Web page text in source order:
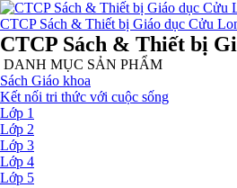
CTCP Sách & Thiết bị Giáo dục Cửu
CTCP Sách & Thiết bị
DANH MỤC SẢN PHẨM
Sách Giáo khoa
Kết nối tri thức với cuộc sống
Lớp 1
Lớp 2
Lớp 3
Lớp 4
Lớp 5